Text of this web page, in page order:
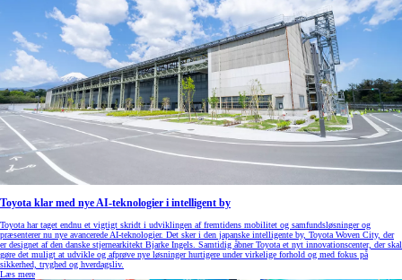
Toyota klar med nye AI-teknologier i intelligent by
Toyota har taget endnu et vigtigt skridt i udviklingen af fremtidens mobilitet og samfundsløsninger og
præsenterer nu nye avancerede AI-teknologier. Det sker i den japanske intelligente by, Toyota Woven City, der
er designet af den danske stjernearkitekt Bjarke Ingels. Samtidig åbner Toyota et nyt innovationscenter, der skal
gøre det muligt at udvikle og afprøve nye løsninger hurtigere under virkelige forhold og med fokus på
sikkerhed, tryghed og hverdagsliv.
Læs mere